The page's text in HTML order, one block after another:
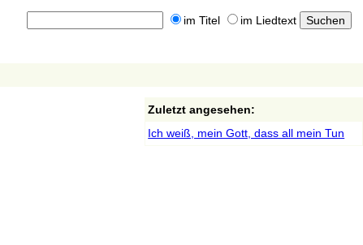
im Titel im Liedtext
Zuletzt angesehen:
Ich weiß, mein Gott, dass all mein Tun